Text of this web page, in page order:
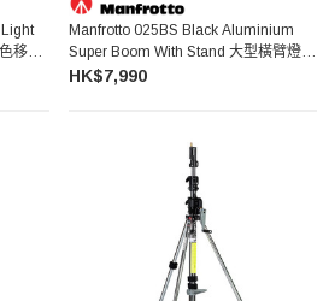
移動
Manfrotto 025BS Black Aluminium
Super Boom With Stand 大型橫臂燈架
套裝
HK$7,990